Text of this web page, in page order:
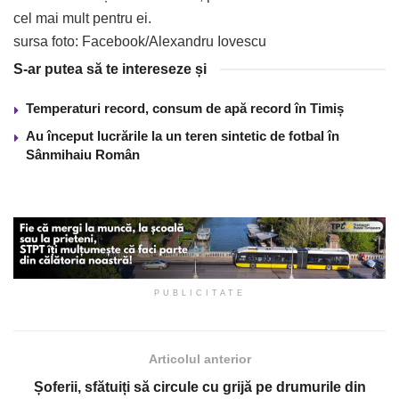
cel mai mult pentru ei.
sursa foto: Facebook/Alexandru Iovescu
S-ar putea să te intereseze și
Temperaturi record, consum de apă record în Timiș
Au început lucrările la un teren sintetic de fotbal în
Sânmihaiu Român
PUBLICITATE
Articolul anterior
Șoferii, sfătuiți să circule cu grijă pe drumurile din